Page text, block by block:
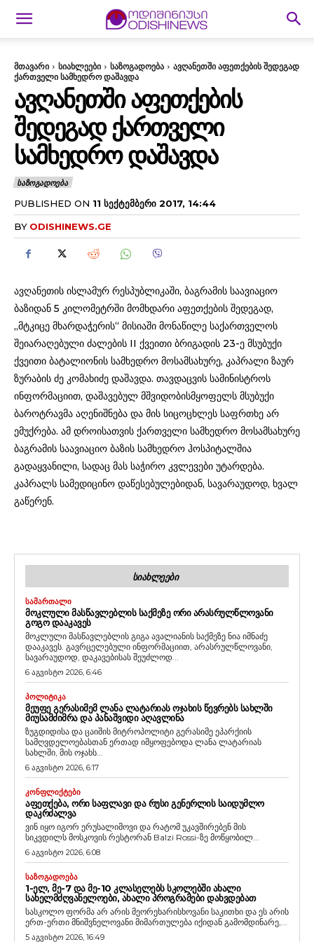
მთავარი სიახლეები საზოგადოება
ავღანეთში აფეთქების შედეგად
ქართველი სამხედრო დაშავდა
ᲐᲕᲦᲐᲜᲔᲗᲨᲘ ᲐᲤᲔᲗᲥᲔᲑᲘᲡ
ᲨᲔᲓᲔᲒᲐᲓ ᲥᲐᲠᲗᲕᲔᲚᲘ
ᲡᲐᲛᲮᲔᲓᲠᲝ ᲓᲐᲨᲐᲕᲓᲐ
ᲡᲐᲖᲝᲒᲐᲓᲝᲔᲑᲐ
PUBLISHED ON 11 ᲡᲔᲥᲢᲔᲛᲑᲔᲠᲘ 2017, 14:44
BY ODISHINEWS.GE
ავღანეთის ისლამურ რესპუბლიკაში, ბაგრამის საავიაციო
ბაზიდან 5 კილომეტრში მომხდარი აფეთქების შედეგად,
„მტკიცე მხარდაჭერის“ მისიაში მონაწილე საქართველოს
შეიარაღებული ძალების II ქვეითი ბრიგადის 23-ე მსუბუქი
ქვეითი ბატალიონის სამხედრო მოსამსახურე, კაპრალი ზაურ
ზურაბის ძე კომახიძე დაშავდა. თავდაცვის სამინისტროს
ინფორმაციით, დაშავებულ მშვიდობისმყოფელს მსუბუქი
ბაროტრავმა აღენიშნება და მის სიცოცხლეს საფრთხე არ
ემუქრება. ამ დროისათვის ქართველი სამხედრო მოსამსახურე
ბაგრამის საავიაციო ბაზის სამხედრო ჰოსპიტალშია
გადაყვანილი, სადაც მას საჭირო კვლევები უტარდება.
კაპრალს სამედიცინო დაწესებულებიდან, სავარაუდოდ, ხვალ
გაწერენ.
ᲡᲘᲐᲮᲚᲔᲔᲑᲘ
ᲡᲐᲛᲐᲠᲗᲐᲚᲘ
ᲛᲝᲙᲚᲣᲚᲘ ᲛᲐᲡᲬᲐᲕᲚᲔᲑᲚᲘᲡ ᲡᲐᲥᲛᲔᲖᲔ ᲝᲠᲘ ᲐᲠᲐᲡᲠᲣᲚᲬᲚᲝᲕᲐᲜᲘ
ᲒᲝᲒᲝ ᲓᲐᲐᲙᲐᲕᲔᲡ
მოკლული მასწავლებლის გიგა ავალიანის საქმეზე ნია იმნაძე
დააკავეს. გავრცელებული ინფორმაციით, არასრულწლოვანი,
სავარაუდოდ, დაკავებისას შეუძლოდ...
6 აგვისტო 2026, 6:46
ᲞᲝᲚᲘᲢᲘᲙᲐ
ᲛᲔᲣᲤᲔ ᲒᲔᲠᲐᲡᲘᲛᲔᲛ ᲚᲐᲜᲐ ᲚᲐᲢᲐᲠᲘᲐᲡ ᲝᲯᲐᲮᲘᲡ ᲬᲔᲕᲠᲔᲑᲡ ᲡᲐᲮᲚᲨᲘ
ᲛᲘᲣᲡᲐᲛᲫᲘᲛᲠᲐ ᲓᲐ ᲞᲐᲜᲐᲨᲕᲘᲓᲘ ᲐᲦᲐᲕᲚᲘᲜᲐ
ზუგდიდისა და ცაიშის მიტროპოლიტი გერასიმე ეპარქიის
სამღვდელოებასთან ერთად იმყოფებოდა ლანა ლატარიას
სახლში, მის ოჯახს...
6 აგვისტო 2026, 6:17
ᲙᲝᲜᲤᲚᲘᲥᲢᲔᲑᲘ
ᲐᲤᲔᲗᲥᲔᲑᲐ, ᲝᲠᲘ ᲡᲐᲤᲚᲐᲕᲘ ᲓᲐ ᲠᲣᲡᲘ ᲒᲔᲜᲔᲠᲚᲘᲡ ᲡᲐᲘᲓᲣᲛᲚᲝ
ᲓᲐᲙᲠᲫᲐᲚᲕᲐ
ვინ იყო იგორ ერუსალიმოვი და რატომ უკავშირებენ მის
სიკვდილს მოსკოვის რესტორან Balzi Rossi-ზე მოწყობილ...
6 აგვისტო 2026, 6:08
ᲡᲐᲖᲝᲒᲐᲓᲝᲔᲑᲐ
1-ᲔᲚ, ᲛᲔ-7 ᲓᲐ ᲛᲔ-10 ᲙᲚᲐᲡᲔᲚᲔᲑᲡ ᲡᲙᲝᲚᲔᲑᲨᲘ ᲐᲮᲐᲚᲘ
ᲡᲐᲮᲔᲚᲛᲫᲦᲕᲐᲜᲔᲚᲝᲔᲑᲘ, ᲐᲮᲐᲚᲘ ᲞᲠᲝᲒᲠᲐᲛᲔᲑᲘ ᲓᲐᲮᲕᲓᲔᲑᲐᲗ
სასკოლო ფორმა არ არის მეორეხარისხოვანი საკითხი და ეს არის
ერთ-ერთი მნიშვნელოვანი მიმართულება იქიდან გამომდინარე,...
5 აგვისტო 2026, 16:49